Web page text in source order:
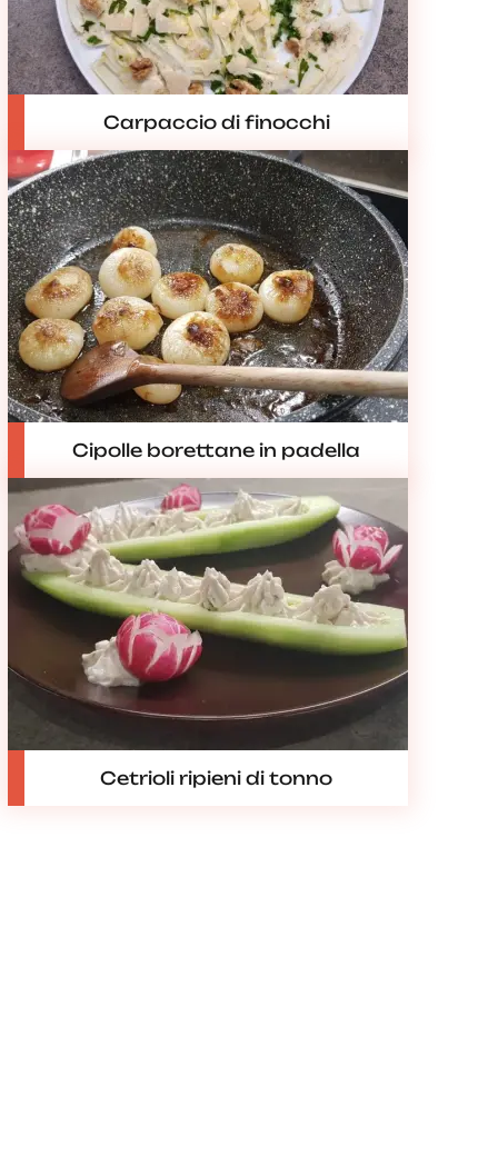
Carpaccio di finocchi
Cipolle borettane in padella
Cetrioli ripieni di tonno